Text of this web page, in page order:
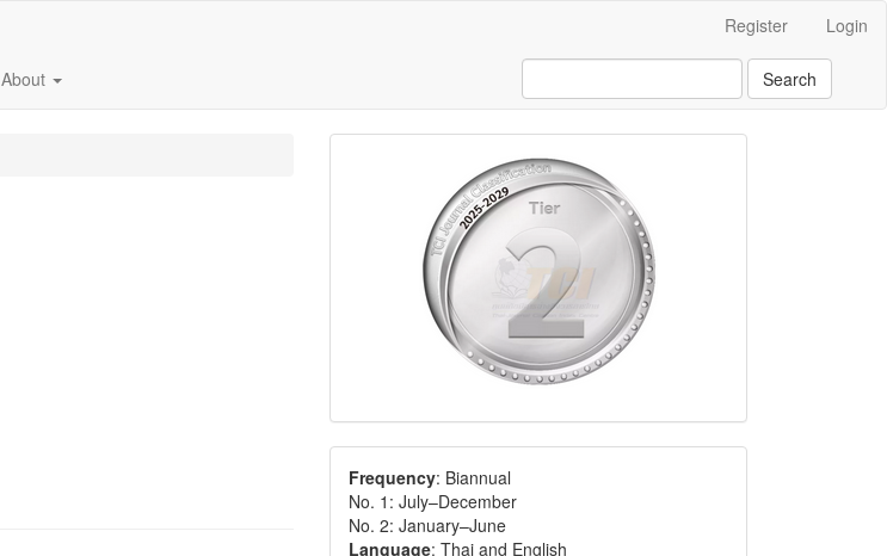
Register Login
About Search
Frequency: Biannual
No. 1: July–December
No. 2: January–June
Language: Thai and English